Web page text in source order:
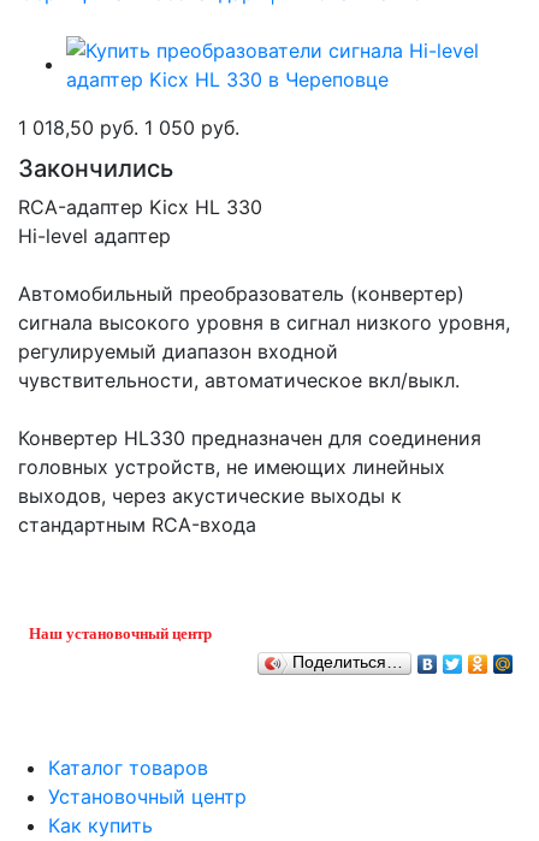
1 018,50 руб. 1 050 руб.
Закончились
RCA-адаптер Kicx HL 330
Hi-level адаптер
Автомобильный преобразователь (конвертер)
сигнала высокого уровня в сигнал низкого уровня,
регулируемый диапазон входной
чувствительности, автоматическое вкл/выкл.
Конвертер HL330 предназначен для соединения
головных устройств, не имеющих линейных
выходов, через акустические выходы к
стандартным RCA-входа
Наш установочный центр
Поделиться…
Каталог товаров
Установочный центр
Как купить